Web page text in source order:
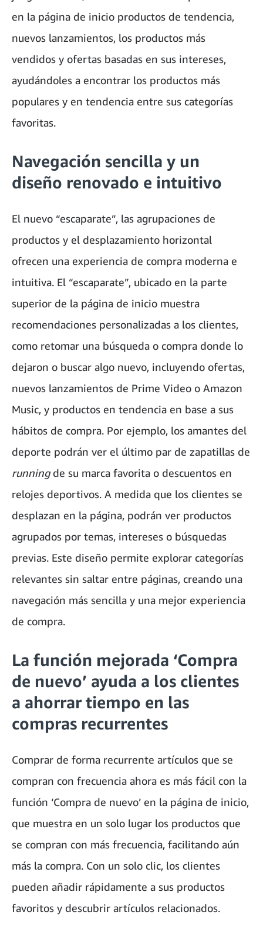
en la página de inicio productos de tendencia,
nuevos lanzamientos, los productos más
vendidos y ofertas basadas en sus intereses,
ayudándoles a encontrar los productos más
populares y en tendencia entre sus categorías
favoritas.
Navegación sencilla y un
diseño renovado e intuitivo
El nuevo “escaparate”, las agrupaciones de
productos y el desplazamiento horizontal
ofrecen una experiencia de compra moderna e
intuitiva. El “escaparate”, ubicado en la parte
superior de la página de inicio muestra
recomendaciones personalizadas a los clientes,
como retomar una búsqueda o compra donde lo
dejaron o buscar algo nuevo, incluyendo ofertas,
nuevos lanzamientos de Prime Video o Amazon
Music, y productos en tendencia en base a sus
hábitos de compra. Por ejemplo, los amantes del
deporte podrán ver el último par de zapatillas de
runningde su marca favorita o descuentos en
relojes deportivos. A medida que los clientes se
desplazan en la página, podrán ver productos
agrupados por temas, intereses o búsquedas
previas. Este diseño permite explorar categorías
relevantes sin saltar entre páginas, creando una
navegación más sencilla y una mejor experiencia
de compra.
La función mejorada ‘Compra
de nuevo’ ayuda a los clientes
a ahorrar tiempo en las
compras recurrentes
Comprar de forma recurrente artículos que se
compran con frecuencia ahora es más fácil con la
función ‘Compra de nuevo’ en la página de inicio,
que muestra en un solo lugar los productos que
se compran con más frecuencia, facilitando aún
más la compra. Con un solo clic, los clientes
pueden añadir rápidamente a sus productos
favoritos y descubrir artículos relacionados.